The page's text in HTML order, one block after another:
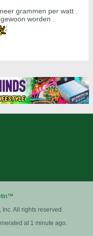
grammen per watt .
worden .
All rights reserved.
at 1 minute ago.